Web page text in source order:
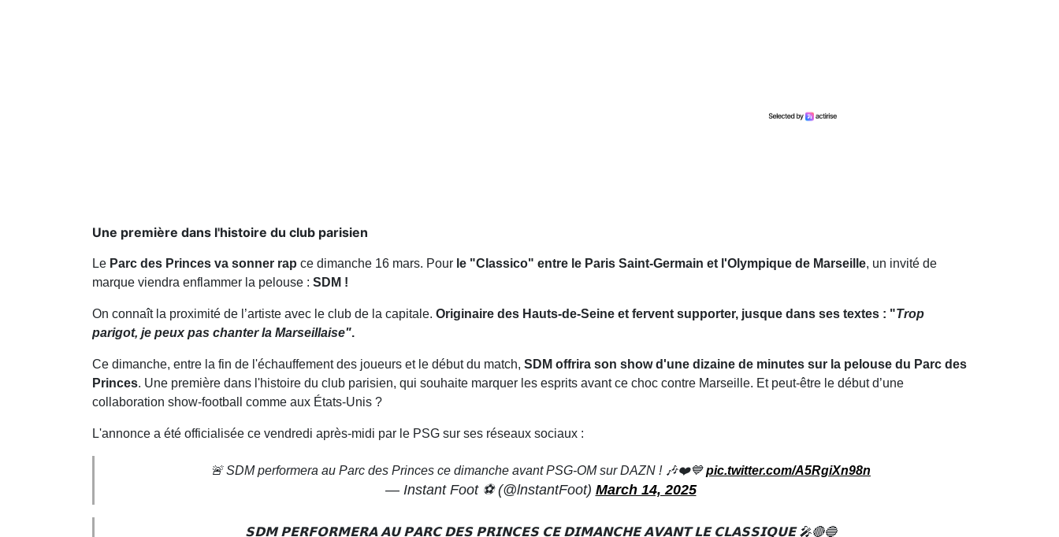
Une première dans l'histoire du club parisien
Le Parc des Princes va sonner rap ce dimanche 16 mars. Pour le "Classico" entre le Paris Saint-Germain et l'Olympique de Marseille, un invité de
marque viendra enflammer la pelouse : SDM !
On connaît la proximité de l’artiste avec le club de la capitale. Originaire des Hauts-de-Seine et fervent supporter, jusque dans ses textes : "Trop
parigot, je peux pas chanter la Marseillaise".
Ce dimanche, entre la fin de l'échauffement des joueurs et le début du match, SDM offrira son show d'une dizaine de minutes sur la pelouse du Parc des
Princes. Une première dans l'histoire du club parisien, qui souhaite marquer les esprits avant ce choc contre Marseille. Et peut-être le début d’une
collaboration show-football comme aux États-Unis ?
L'annonce a été officialisée ce vendredi après-midi par le PSG sur ses réseaux sociaux :
🚨 SDM performera au Parc des Princes ce dimanche avant PSG-OM sur DAZN ! 🎶❤️💙pic.twitter.com/A5RgiXn98n
— Instant Foot ⚽️ (@lnstantFoot) March 14, 2025
𝗦𝗗𝗠 𝗣𝗘𝗥𝗙𝗢𝗥𝗠𝗘𝗥𝗔 𝗔𝗨 𝗣𝗔𝗥𝗖 𝗗𝗘𝗦 𝗣𝗥𝗜𝗡𝗖𝗘𝗦 𝗖𝗘 𝗗𝗜𝗠𝗔𝗡𝗖𝗛𝗘 𝗔𝗩𝗔𝗡𝗧 𝗟𝗘 𝗖𝗟𝗔𝗦𝗦𝗜𝗤𝗨𝗘 🎤🔴🔵